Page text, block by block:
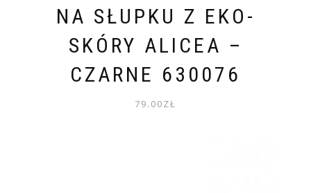
NA SŁUPKU Z EKO-
SKÓRY ALICEA –
CZARNE 630076
79.00ZŁ